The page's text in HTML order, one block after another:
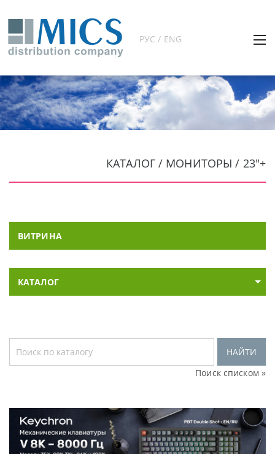
РУС / ENG
КАТАЛОГ / МОНИТОРЫ / 23"+
ВИТРИНА
КАТАЛОГ
НАЙТИ
Поиск списком »